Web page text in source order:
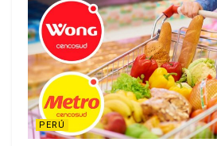
PERÚ